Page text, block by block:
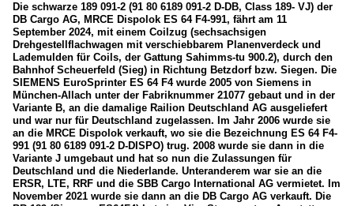
Die schwarze 189 091-2 (91 80 6189 091-2 D-DB, Class 189- VJ) der
DB Cargo AG, MRCE Dispolok ES 64 F4-991, fährt am 11
September 2024, mit einem Coilzug (sechsachsigen
Drehgestellflachwagen mit verschiebbarem Planenverdeck und
Lademulden für Coils, der Gattung Sahimms-tu 900.2), durch den
Bahnhof Scheuerfeld (Sieg) in Richtung Betzdorf bzw. Siegen. Die
SIEMENS EuroSprinter ES 64 F4 wurde 2005 von Siemens in
München-Allach unter der Fabriknummer 21077 gebaut und in der
Variante B, an die damalige Railion Deutschland AG ausgeliefert
und war nur für Deutschland zugelassen. Im Jahr 2006 wurde sie
an die MRCE Dispolok verkauft, wo sie die Bezeichnung ES 64 F4-
991 (91 80 6189 091-2 D-DISPO) trug. 2008 wurde sie dann in die
Variante J umgebaut und hat so nun die Zulassungen für
Deutschland und die Niederlande. Unteranderem war sie an die
ERSR, LTE, RRF und die SBB Cargo International AG vermietet. Im
November 2021 wurde sie dann an die DB Cargo AG verkauft. Die